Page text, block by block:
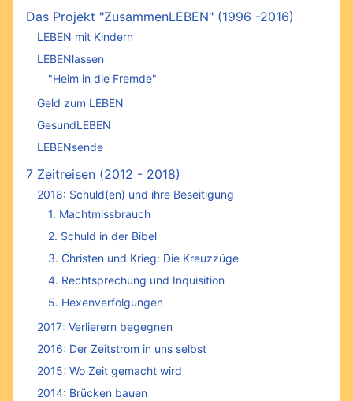
Das Projekt "ZusammenLEBEN" (1996 -2016)
LEBEN mit Kindern
LEBENlassen
"Heim in die Fremde"
Geld zum LEBEN
GesundLEBEN
LEBENsende
7 Zeitreisen (2012 - 2018)
2018: Schuld(en) und ihre Beseitigung
1. Machtmissbrauch
2. Schuld in der Bibel
3. Christen und Krieg: Die Kreuzzüge
4. Rechtsprechung und Inquisition
5. Hexenverfolgungen
2017: Verlierern begegnen
2016: Der Zeitstrom in uns selbst
2015: Wo Zeit gemacht wird
2014: Brücken bauen